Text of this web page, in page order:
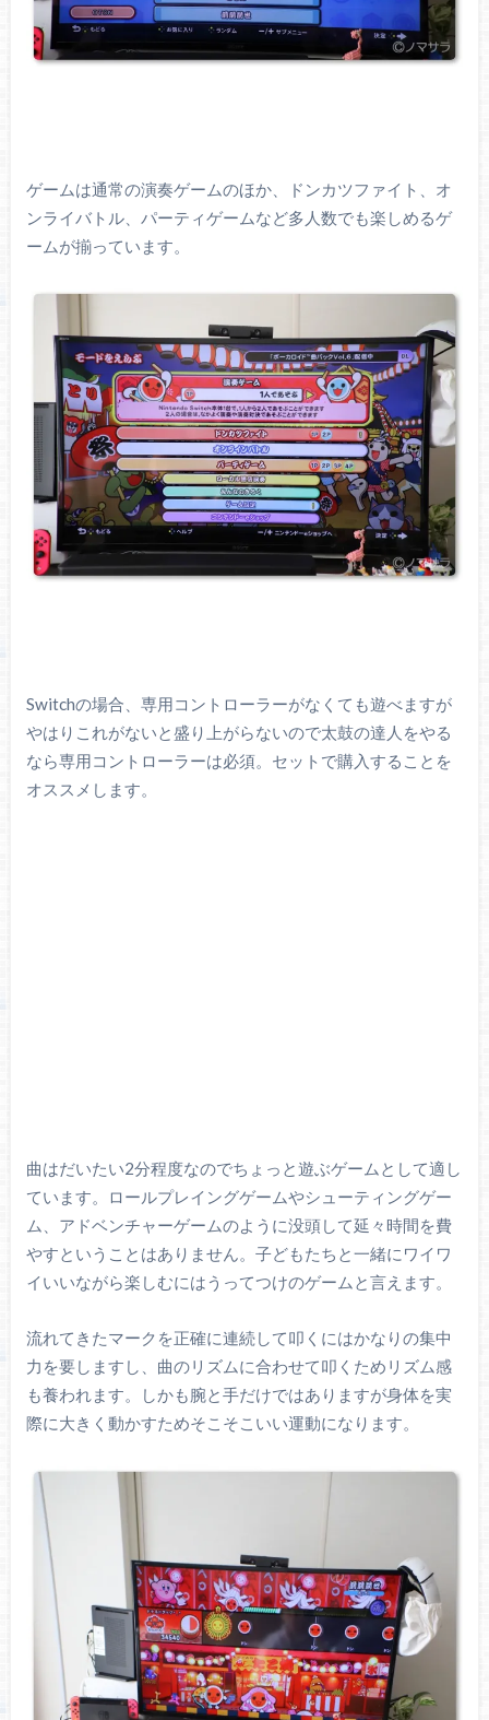
ゲームは通常の演奏ゲームのほか、ドンカツファイト、オ
ンライバトル、パーティゲームなど多人数でも楽しめるゲ
ームが揃っています。
Switchの場合、専用コントローラーがなくても遊べますが
やはりこれがないと盛り上がらないので太鼓の達人をやる
なら専用コントローラーは必須。セットで購入することを
オススメします。
曲はだいたい2分程度なのでちょっと遊ぶゲームとして適し
ています。ロールプレイングゲームやシューティングゲー
ム、アドベンチャーゲームのように没頭して延々時間を費
やすということはありません。子どもたちと一緒にワイワ
イいいながら楽しむにはうってつけのゲームと言えます。
流れてきたマークを正確に連続して叩くにはかなりの集中
力を要しますし、曲のリズムに合わせて叩くためリズム感
も養われます。しかも腕と手だけではありますが身体を実
際に大きく動かすためそこそこいい運動になります。